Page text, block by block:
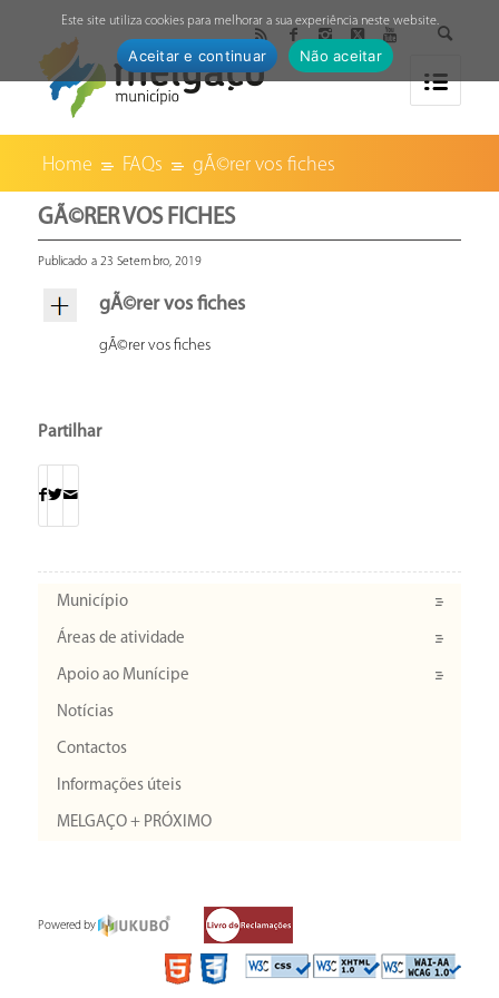
Home FAQs gÃ©rer vos fiches
GÃ©RER VOS FICHES
Publicado a 23 Setembro, 2019
gÃ©rer vos fiches
gÃ©rer vos fiches
Partilhar
Município
Áreas de atividade
Apoio ao Munícipe
Notícias
Contactos
Informações úteis
MELGAÇO + PRÓXIMO
Powered by
Este site utiliza cookies para melhorar a sua experiência neste website.
Aceitar e continuar Não aceitar